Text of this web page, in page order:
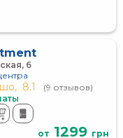
6
8.1
(9 отзывов)
от 1299 грн